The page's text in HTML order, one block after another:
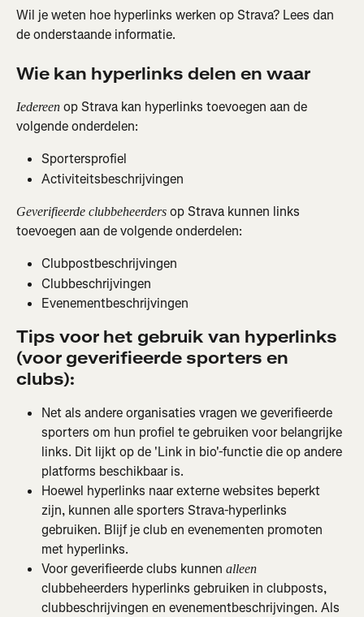
Wil je weten hoe hyperlinks werken op Strava? Lees dan
de onderstaande informatie.
Wie kan hyperlinks delen en waar
Iedereen op Strava kan hyperlinks toevoegen aan de
volgende onderdelen:
Sportersprofiel
Activiteitsbeschrijvingen
Geverifieerde clubbeheerders op Strava kunnen links
toevoegen aan de volgende onderdelen:
Clubpostbeschrijvingen
Clubbeschrijvingen
Evenementbeschrijvingen
Tips voor het gebruik van hyperlinks
(voor geverifieerde sporters en
clubs):
Net als andere organisaties vragen we geverifieerde
sporters om hun profiel te gebruiken voor belangrijke
links. Dit lijkt op de 'Link in bio'-functie die op andere
platforms beschikbaar is.
Hoewel hyperlinks naar externe websites beperkt
zijn, kunnen alle sporters Strava-hyperlinks
gebruiken. Blijf je club en evenementen promoten
met hyperlinks.
Voor geverifieerde clubs kunnen alleen
clubbeheerders hyperlinks gebruiken in clubposts,
clubbeschrijvingen en evenementbeschrijvingen. Als